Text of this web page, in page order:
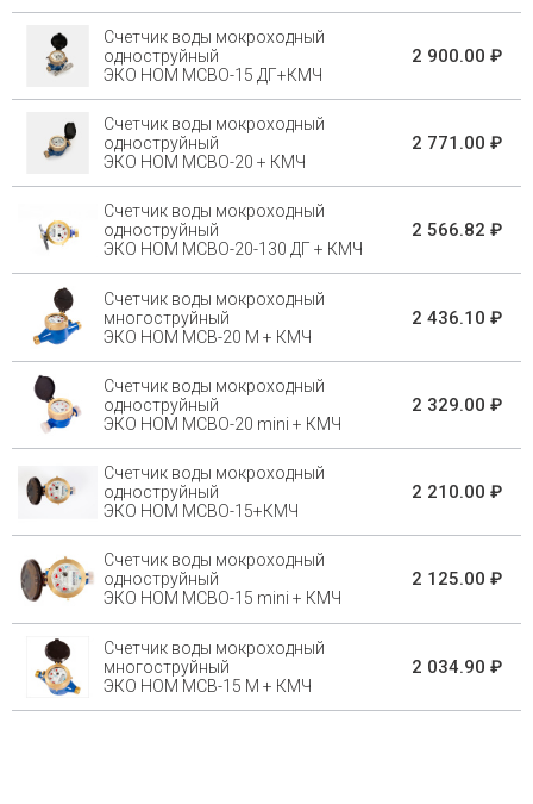
Счетчик воды мокроходный
одноструйный
ЭКО НОМ МСВО-15 ДГ+КМЧ
2 900.00 ₽
Счетчик воды мокроходный
одноструйный
ЭКО НОМ МСВО-20 + КМЧ
2 771.00 ₽
Счетчик воды мокроходный
одноструйный
ЭКО НОМ МСВО-20-130 ДГ + КМЧ
2 566.82 ₽
Счетчик воды мокроходный
многоструйный
ЭКО НОМ МСВ-20 М + КМЧ
2 436.10 ₽
Счетчик воды мокроходный
одноструйный
ЭКО НОМ МСВО-20 mini + КМЧ
2 329.00 ₽
Счетчик воды мокроходный
одноструйный
ЭКО НОМ МСВО-15+КМЧ
2 210.00 ₽
Счетчик воды мокроходный
одноструйный
ЭКО НОМ МСВО-15 mini + КМЧ
2 125.00 ₽
Счетчик воды мокроходный
многоструйный
ЭКО НОМ МСВ-15 М + КМЧ
2 034.90 ₽